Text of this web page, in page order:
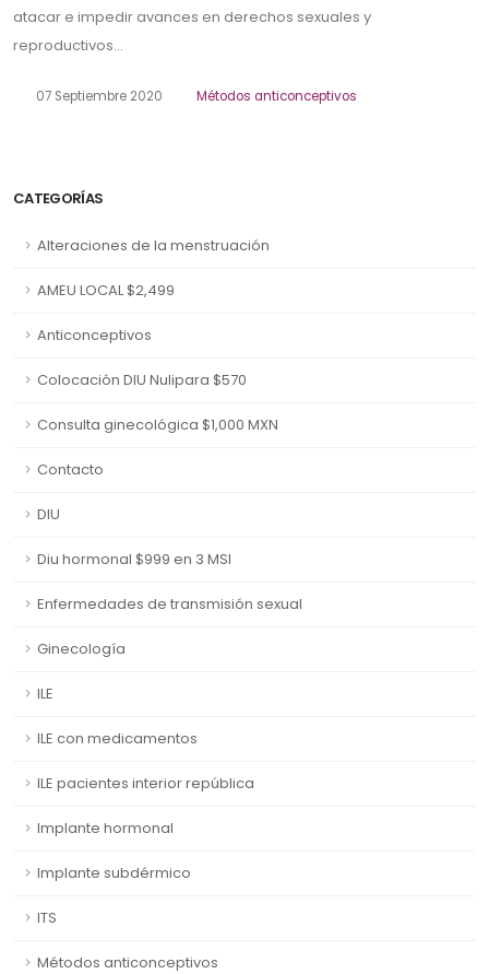
CATEGORÍAS
Alteraciones de la menstruación
AMEU LOCAL $2,499
Anticonceptivos
Colocación DIU Nulipara $570
Consulta ginecológica $1,000 MXN
Contacto
DIU
Diu hormonal $999 en 3 MSI
Enfermedades de transmisión sexual
Ginecología
ILE
ILE con medicamentos
ILE pacientes interior república
Implante hormonal
Implante subdérmico
ITS
Métodos anticonceptivos
atacar e impedir avances en derechos sexuales y
reproductivos...
07 Septiembre 2020 Métodos anticonceptivos